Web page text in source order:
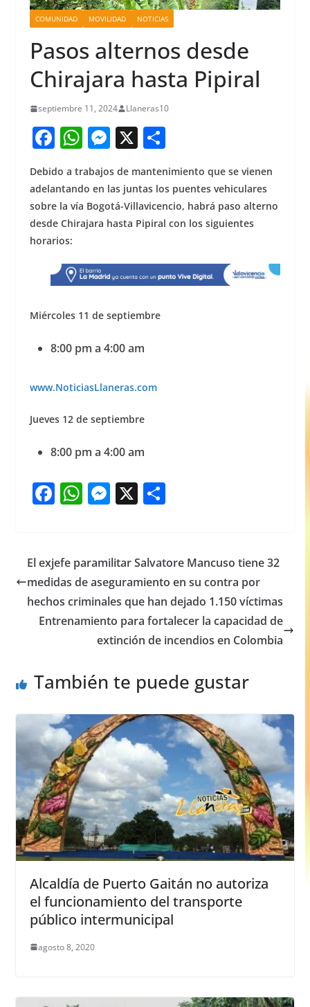
COMUNIDAD MOVILIDAD NOTICIAS
Pasos alternos desde
Chirajara hasta Pipiral
septiembre 11, 2024 Llaneras10
F
a
c
e
b
o
o
k
W
h
at
s
A
p
M
e
ss
e
n
er
X S
h
ar
e
Debido a trabajos de mantenimiento que se vienen
adelantando en las juntas los puentes vehiculares
sobre la vía Bogotá-Villavicencio, habrá paso alterno
desde Chirajara hasta Pipiral con los siguientes
horarios:
Miércoles 11 de septiembre
8:00 pm a 4:00 am
www.NoticiasLlaneras.com
Jueves 12 de septiembre
8:00 pm a 4:00 am
F
e
b
o
o
W
s
A
p
p
M
e
n
g
er
X S
e
El exjefe paramilitar Salvatore Mancuso tiene 32
medidas de aseguramiento en su contra por
hechos criminales que han dejado 1.150 víctimas
Entrenamiento para fortalecer la capacidad de
extinción de incendios en Colombia
También te puede gustar
Alcaldía de Puerto Gaitán no autoriza
el funcionamiento del transporte
público intermunicipal
agosto 8, 2020